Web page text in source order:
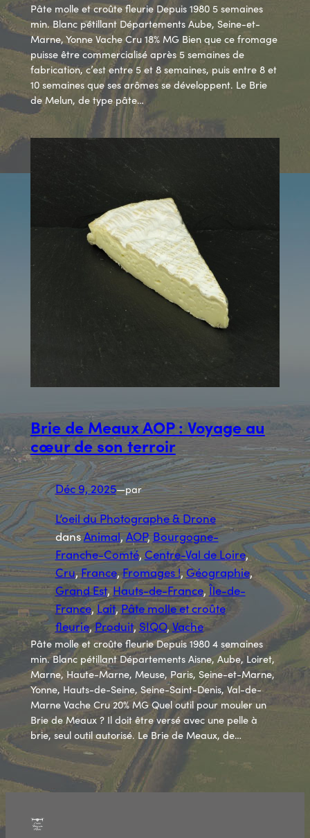
Pâte molle et croûte fleurie Depuis 1980 5 semaines
min. Blanc pétillant Départements Aube, Seine-et-
Marne, Yonne Vache Cru 18% MG Bien que ce fromage
puisse être commercialisé après 5 semaines de
fabrication, c’est entre 5 et 8 semaines, puis entre 8 et
10 semaines que ses arômes se développent. Le Brie
de Melun, de type pâte…
Brie de Meaux AOP : Voyage au
cœur de son terroir
Déc 9, 2025—par
L’oeil du Photographe & Drone
dansAnimal, AOP, Bourgogne-
Franche-Comté, Centre-Val de Loire,
Cru, France, Fromages !, Géographie
Grand Est, Hauts-de-France, Île-de-
France, Lait, Pâte molle et croûte
fleurie, Produit, SIQO, Vache
Pâte molle et croûte fleurie Depuis 1980 4 semaines
min. Blanc pétillant Départements Aisne, Aube, Loiret,
Marne, Haute-Marne, Meuse, Paris, Seine-et-Marne,
Yonne, Hauts-de-Seine, Seine-Saint-Denis, Val-de-
Marne Vache Cru 20% MG Quel outil pour mouler un
Brie de Meaux ? Il doit être versé avec une pelle à
brie, seul outil autorisé. Le Brie de Meaux, de…